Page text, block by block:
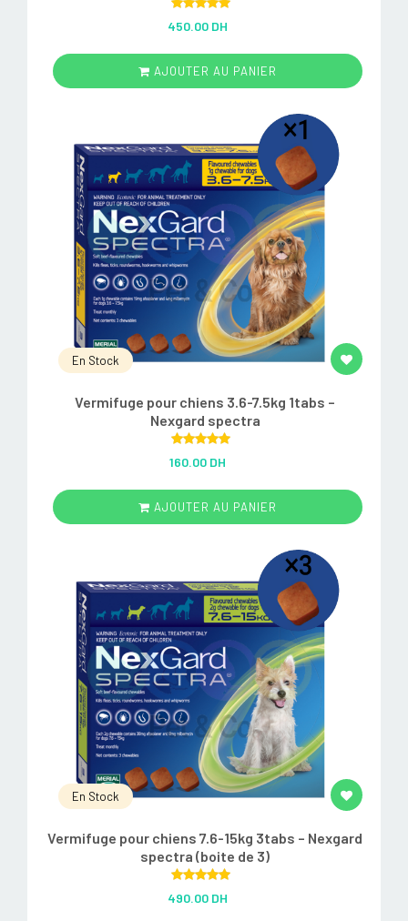
out of 5
450.00 DH
AJOUTER AU PANIER
En Stock
Vermifuge pour chiens 3.6-7.5kg 1tabs –
Nexgard spectra
out of 5
160.00 DH
AJOUTER AU PANIER
En Stock
Vermifuge pour chiens 7.6-15kg 3tabs – Nexgard
spectra (boite de 3)
out of 5
490.00 DH